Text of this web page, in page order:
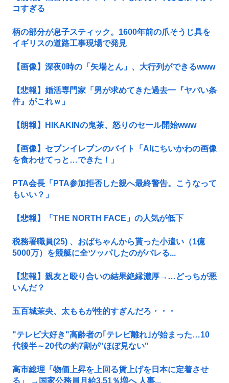
コすぎる
柄の部分が息子スティック。1600年前の爪そうじ具を
イギリスの道路工事現場で発見
【画像】深夜0時の「矢場とん」、大行列ができるwww
【悲報】婚活専門家「男が求めてきた過去一『ヤバい条
件』がこれｗ」
【朗報】HIKAKINの鬼茶、怒りのセール開始www
【画像】セブンイレブンのバイト「AIにちいかわの画像
を食わせてっと…できた！」
PTA会長「PTA参加拒否した親へ最終警告。こうなって
もいい？」
【悲報】「THE NORTH FACE」の人気が低下
税務署職員(25) 、おばちゃんから貰った小遣い（1億
5000万）を競艇に全ツッパしたのがバレる...
【悲報】親友と殴り合いの結果絶縁濃厚→…どっちが悪
いんだ？
五百城茉央、太ももが性的すぎんだろ・・・
"テレビ大好き"高齢者の｢テレビ離れ｣が始まった…10
代後半～20代の約7割が"ほぼ見ない"
高市総理「物価上昇を上回る賃上げを日本に定着させ
る」 →国家公務員月給3.51％増へ 人事...